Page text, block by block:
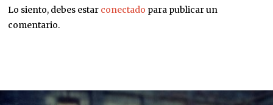
Lo siento, debes estar conectado para publicar un
comentario.